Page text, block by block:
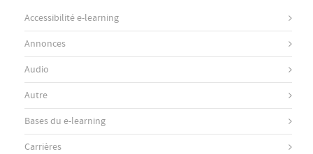
Accessibilité e-learning
Annonces
Audio
Autre
Bases du e-learning
Carrières